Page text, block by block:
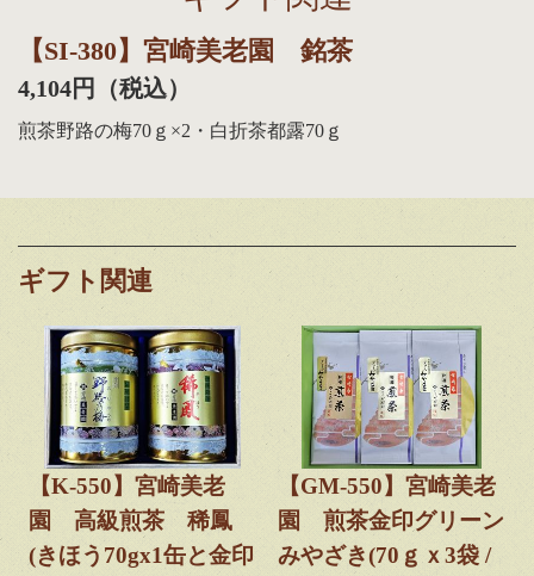
【SI-380】宮崎美老園 銘茶
4,104円（税込）
煎茶野路の梅70ｇ×2・白折茶都露70ｇ
ギフト関連
【K-550】宮崎美老
園 高級煎茶 稀鳳
(きほう70gx1缶と金印
【GM-550】宮崎美老
園 煎茶金印グリーン
みやざき(70ｇｘ3袋 /